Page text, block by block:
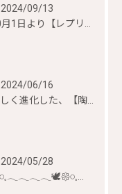
2024/09/13
10月1日より【レプリコンワクチン）、【mRNA混合ワクチン...
2024/06/16
新しく進化した、【陶肌ファンデーション ジュエル】が
2024/05/28
𑁍𓏸𓈒𓂃𓂃𓂃𓂃🕊𑁍𓏸𓈒𓂃𓂃𓂃𓂃🕊